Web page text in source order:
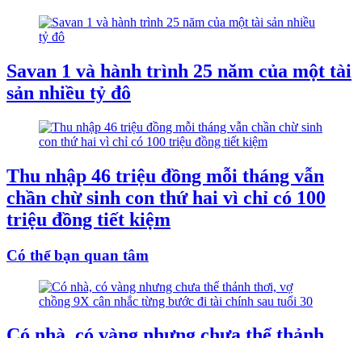
Savan 1 và hành trình 25 năm của một tài
sản nhiều tỷ đô
Thu nhập 46 triệu đồng mỗi tháng vẫn
chần chừ sinh con thứ hai vì chỉ có 100
triệu đồng tiết kiệm
Có thể bạn quan tâm